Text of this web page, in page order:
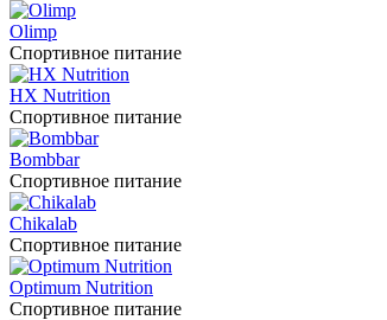
Olimp
Спортивное питание
HX Nutrition
Спортивное питание
Bombbar
Спортивное питание
Chikalab
Спортивное питание
Optimum Nutrition
Спортивное питание